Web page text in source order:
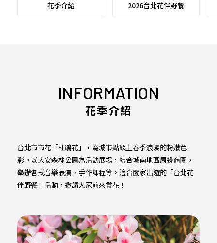
花季介紹 2026台北花伴野餐
INFORMATION
花季介紹
台北市市花「杜鵑花」，為城市點綴上春季浪漫的粉嫩色
彩。以大安森林公園為活動展場，結合城南地區周邊商圈，
舉辦各式音樂表演、手作課程等。適合闔家出遊的「台北花
伴野餐」活動，邀請大家前來賞花！